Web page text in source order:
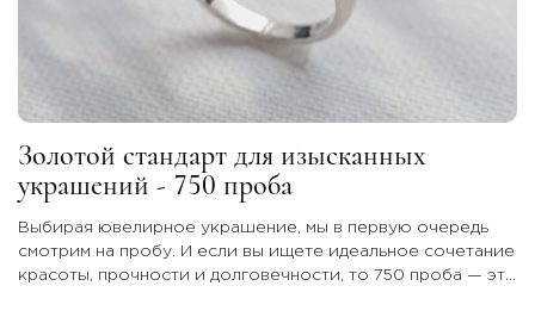
Золотой стандарт для изысканных
украшений - 750 проба
Выбирая ювелирное украшение, мы в первую очередь
смотрим на пробу. И если вы ищете идеальное сочетание
красоты, прочности и долговечности, то 750 проба — это